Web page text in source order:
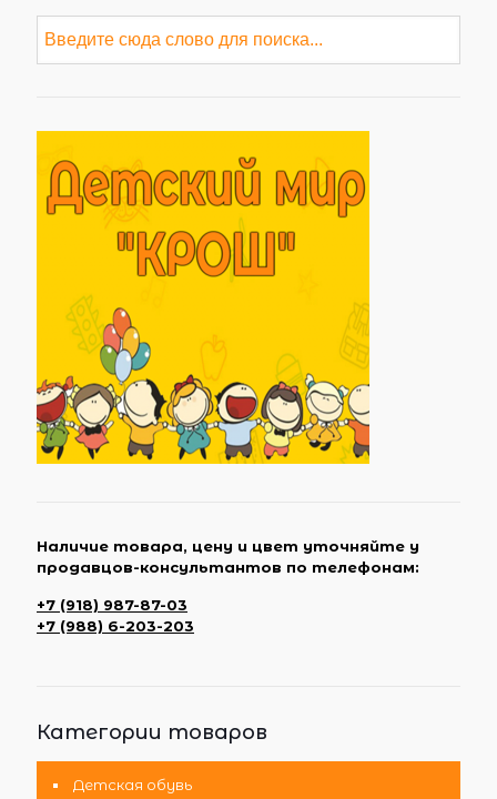
Наличие товара, цену и цвет уточняйте у
продавцов-консультантов по телефонам:
+7 (918) 987-87-03
+7 (988) 6-203-203
Категории товаров
Детская обувь